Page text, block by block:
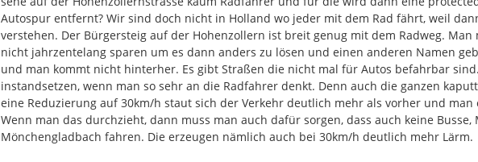
Prüfung: Aufstellen von Fahrradbügeln
Vor der Grabeskirche St. Elisabeth
Auf dem Mittelstreifen Höhe
Prüfung: Barrierefreier Ausbau bzw.
folgender Straßen:
Am Landgericht
Schwogenstraße
Eickener Höhe
Autospur entfernt? Wir sind doch nicht in Holland wo jeder mit dem Rad fährt, weil
verstehen. Der Bürgersteig auf der Hohenzollern ist breit genug mit dem Radweg.
nicht jahrzentelang sparen um es dann anders zu lösen und einen anderen Namen
und man kommt nicht hinterher. Es gibt Straßen die nicht mal für Autos befahrbar
instandsetzen, wenn man so sehr an die Radfahrer denkt. Denn auch die ganzen
eine Reduzierung auf 30km/h staut sich der Verkehr deutlich mehr als vorher und
Wenn man das durchzieht, dann muss man auch dafür sorgen, dass auch keine
Mönchengladbach fahren. Die erzeugen nämlich auch bei 30km/h deutlich mehr Lärm.